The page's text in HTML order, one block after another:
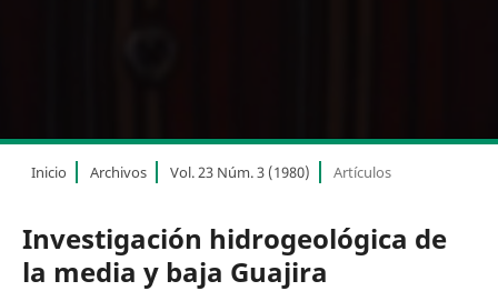
Inicio Archivos Vol. 23 Núm. 3 (1980) Artículos
Investigación hidrogeológica de
la media y baja Guajira